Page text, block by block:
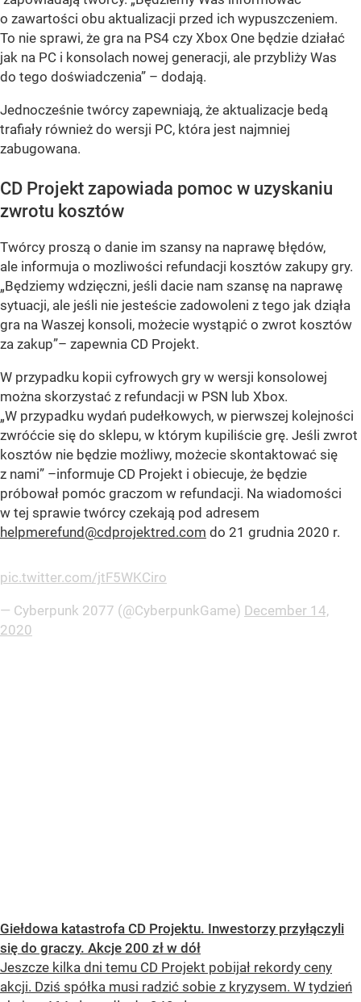
o zawartości obu aktualizacji przed ich wypuszczeniem.
To nie sprawi, że gra na PS4 czy Xbox One będzie działać
jak na PC i konsolach nowej generacji, ale przybliży Was
do tego doświadczenia” – dodają.
Jednocześnie twórcy zapewniają, że aktualizacje bedą
trafiały również do wersji PC, która jest najmniej
zabugowana.
CD Projekt zapowiada pomoc w uzyskaniu
zwrotu kosztów
Twórcy proszą o danie im szansy na naprawę błędów,
ale informuja o mozliwości refundacji kosztów zakupy gry.
„Będziemy wdzięczni, jeśli dacie nam szansę na naprawę
sytuacji, ale jeśli nie jesteście zadowoleni z tego jak dziąła
gra na Waszej konsoli, możecie wystąpić o zwrot kosztów
za zakup”– zapewnia CD Projekt.
W przypadku kopii cyfrowych gry w wersji konsolowej
można skorzystać z refundacji w PSN lub Xbox.
„W przypadku wydań pudełkowych, w pierwszej kolejności
zwróćcie się do sklepu, w którym kupiliście grę. Jeśli zwrot
kosztów nie będzie możliwy, możecie skontaktować się
z nami” –informuje CD Projekt i obiecuje, że będzie
próbował pomóc graczom w refundacji. Na wiadomości
w tej sprawie twórcy czekają pod adresem
helpmerefund@cdprojektred.com do 21 grudnia 2020 r.
pic.twitter.com/jtF5WKCiro
— Cyberpunk 2077 (@CyberpunkGame) December 14,
2020
Giełdowa katastrofa CD Projektu. Inwestorzy przyłączyli
się do graczy. Akcje 200 zł w dół
Jeszcze kilka dni temu CD Projekt pobijał rekordy ceny
akcji. Dziś spółka musi radzić sobie z kryzysem. W tydzień